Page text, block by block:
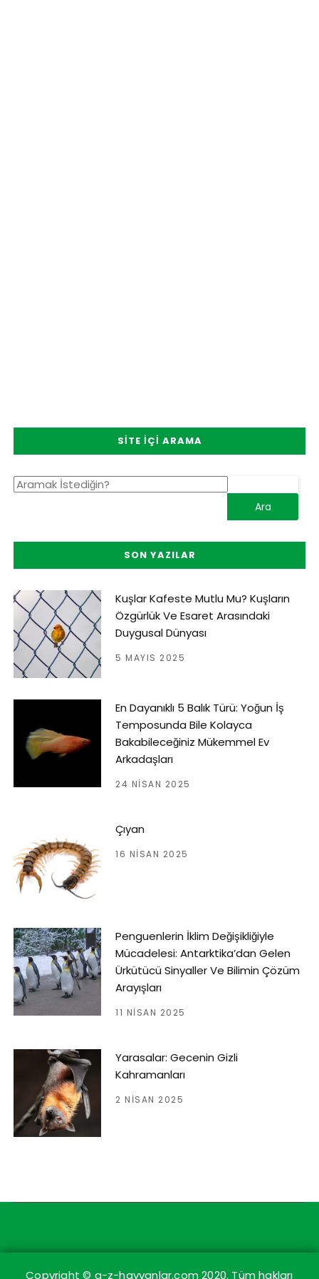
SITE İÇI ARAMA
SON YAZILAR
Kuşlar Kafeste Mutlu Mu? Kuşların
Özgürlük Ve Esaret Arasındaki
Duygusal Dünyası
5 MAYIS 2025
En Dayanıklı 5 Balık Türü: Yoğun İş
Temposunda Bile Kolayca
Bakabileceğiniz Mükemmel Ev
Arkadaşları
24 NISAN 2025
Çıyan
16 NISAN 2025
Penguenlerin İklim Değişikliğiyle
Mücadelesi: Antarktika’dan Gelen
Ürkütücü Sinyaller Ve Bilimin Çözüm
Arayışları
11 NISAN 2025
Yarasalar: Gecenin Gizli
Kahramanları
2 NISAN 2025
Copyright © a-z-hayvanlar.com 2020. Tüm hakları